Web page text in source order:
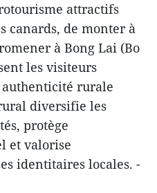
attractifs
canards, de monter à
à Bong Lai (Bo
les visiteurs
rurale
diversifie les
protège
et valorise
identitaires locales. -